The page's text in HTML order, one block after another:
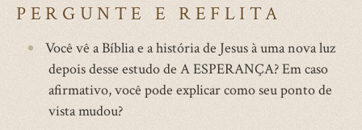
PERGUNTE E REFLITA
Você vê a Bíblia e a história de Jesus à uma nova luz
depois desse estudo de A ESPERANÇA? Em caso
afirmativo, você pode explicar como seu ponto de
vista mudou?